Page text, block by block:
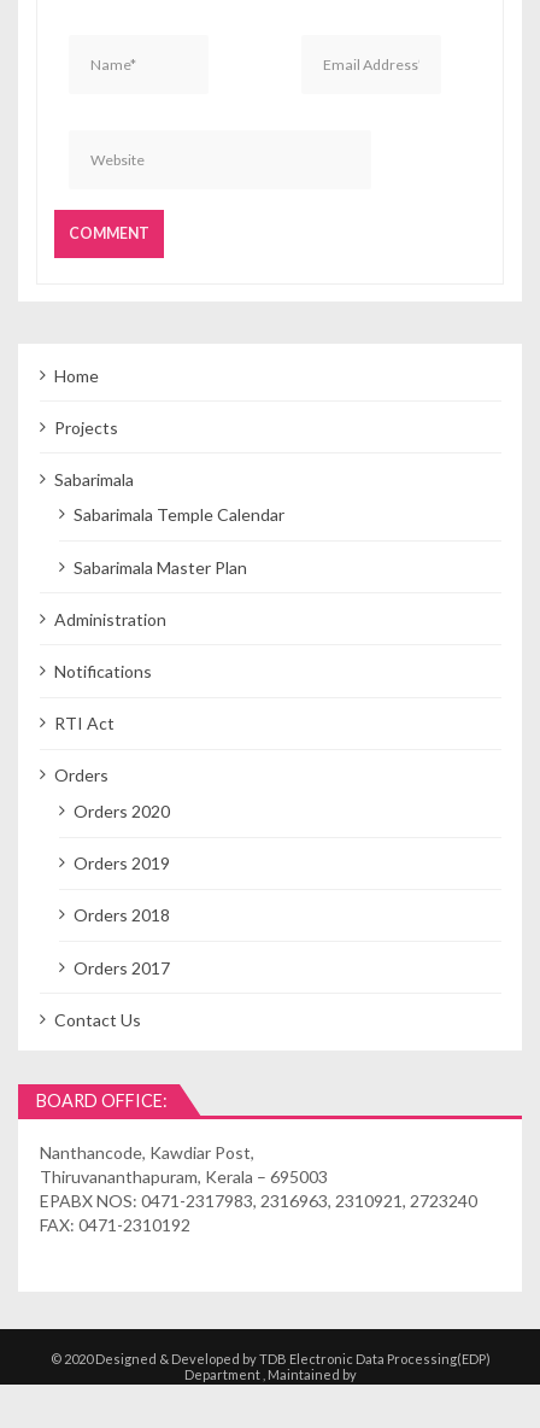
Home
Projects
Sabarimala
Sabarimala Temple Calendar
Sabarimala Master Plan
Administration
Notifications
RTI Act
Orders
Orders 2020
Orders 2019
Orders 2018
Orders 2017
Contact Us
BOARD OFFICE:
Nanthancode, Kawdiar Post,
Thiruvananthapuram, Kerala – 695003
EPABX NOS: 0471-2317983, 2316963, 2310921, 2723240
FAX: 0471-2310192
© 2020 Designed & Developed by TDB Electronic Data Processing(EDP)
Department , Maintained by